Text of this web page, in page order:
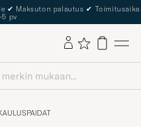
✔ Maksuton palautus ✔ Toimitusaika
pv